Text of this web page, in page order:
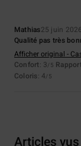
Mathias25 juin 2026
Qualité pas très
Afficher original -
Confort: 3/5
Coloris: 4/5
Articles